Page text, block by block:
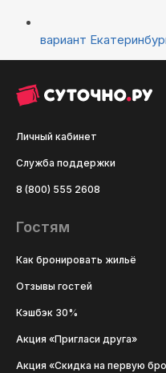
вариант
Личный кабинет
Служба поддержки
8 (800) 555 2608
Гостям
Как бронировать жильё
Отзывы гостей
Кэшбэк 30%
Акция «Пригласи друга»
Акция «Скидка на первую